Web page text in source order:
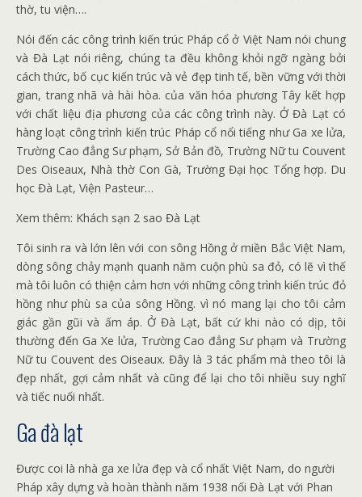
thờ, tu viện….
Nói đến các công trình kiến ​​trúc Pháp cổ ở Việt Nam nói chung
và Đà Lạt nói riêng, chúng ta đều không khỏi ngỡ ngàng bởi
cách thức, bố cục kiến ​​trúc và vẻ đẹp tinh tế, bền vững với thời
gian, trang nhã và hài hòa. của văn hóa phương Tây kết hợp
với chất liệu địa phương của các công trình này. Ở Đà Lạt có
hàng loạt công trình kiến ​​trúc Pháp cổ nổi tiếng như Ga xe lửa,
Trường Cao đẳng Sư phạm, Sở Bản đồ, Trường Nữ tu Couvent
Des Oiseaux, Nhà thờ Con Gà, Trường Đại học Tổng hợp. Du
học Đà Lạt, Viện Pasteur…
Xem thêm: Khách sạn 2 sao Đà Lạt
Tôi sinh ra và lớn lên với con sông Hồng ở miền Bắc Việt Nam,
dòng sông chảy mạnh quanh năm cuộn phù sa đỏ, có lẽ vì thế
mà tôi luôn có thiện cảm hơn với những công trình kiến ​​trúc đỏ
hồng như phù sa của sông Hồng. vì nó mang lại cho tôi cảm
giác gần gũi và ấm áp. Ở Đà Lạt, bất cứ khi nào có dịp, tôi
thường đến Ga Xe lửa, Trường Cao đẳng Sư phạm và Trường
Nữ tu Couvent des Oiseaux. Đây là 3 tác phẩm mà theo tôi là
đẹp nhất, gợi cảm nhất và cũng để lại cho tôi nhiều suy nghĩ
và tiếc nuối nhất.
Ga đà lạt
Được coi là nhà ga xe lửa đẹp và cổ nhất Việt Nam, do người
Pháp xây dựng và hoàn thành năm 1938 nối Đà Lạt với Phan